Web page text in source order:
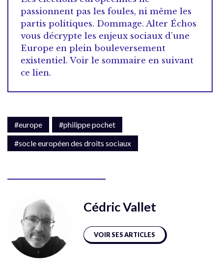
passionnent pas les foules, ni même les
partis politiques. Dommage. Alter Échos
vous décrypte les enjeux sociaux d’une
Europe en plein bouleversement
existentiel. Voir le sommaire en suivant
ce lien.
#europe
#philippe pochet
#socle européen des droits sociaux
Cédric Vallet
VOIR SES ARTICLES